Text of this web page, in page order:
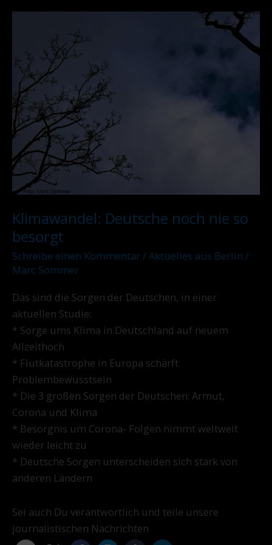
Klimawandel: Deutsche noch nie so
besorgt
Schreibe einen Kommentar/Aktuelles aus Berlin /
Marc Sommer
Das sind die Sorgen der Deutschen, in einer
aktuellen Studie:
* Sorge ums Klima in Deutschland auf neuem
Allzeithoch
* Flutkatastrophe in Europa schärft
Problembewusstsein
* Die 3 großen Sorgen der Deutschen: Armut,
Corona und Klima
* Besorgnis um Corona- Folgen nimmt weltweit
wieder leicht zu
* Deutsche Sorgen unterscheiden sich stark von
anderen Ländern
Sei auch Du verantwortlich und teile unsere
journalistischen Nachrichten
noch
nie
so
besorgt